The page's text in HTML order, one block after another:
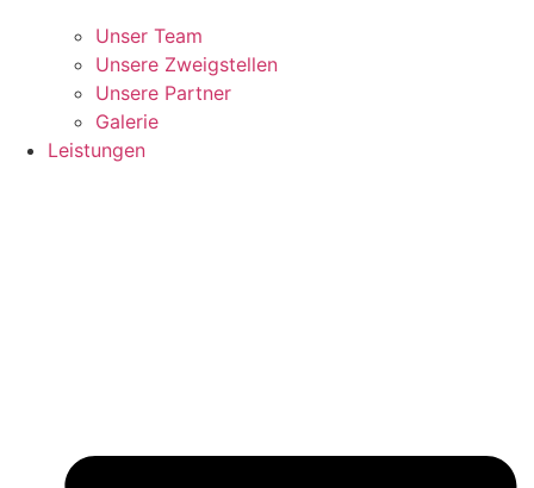
Unser Team
Unsere Zweigstellen
Unsere Partner
Galerie
Leistungen